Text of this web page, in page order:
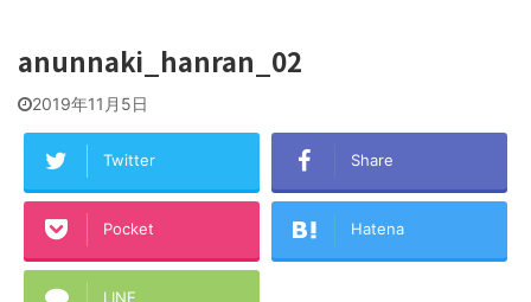
anunnaki_hanran_02
2019年11月5日
Twitter Share
Pocket Hatena
LINE